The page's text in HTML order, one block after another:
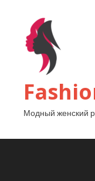
Модный женский